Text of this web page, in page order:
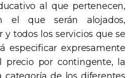
al que pertenecen,
el que serán alojados,
todos los servicios que se
especificar expresamente
por contingente, la